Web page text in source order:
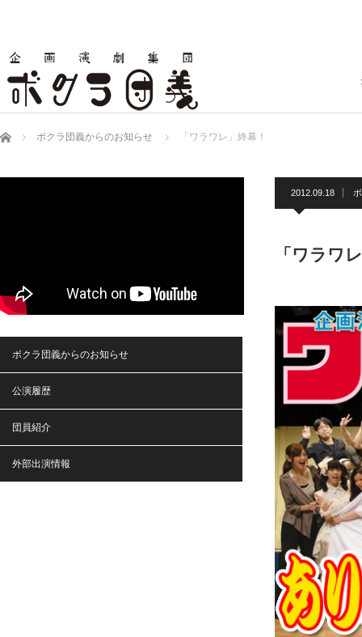
ホーム ボクラ団義からのお知らせ 「ワラワレ」終幕！
2012.09.18
「ワラワ
ボクラ団義からのお知らせ
公演履歴
団員紹介
外部出演情報